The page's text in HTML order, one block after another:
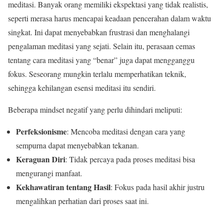
meditasi. Banyak orang memiliki ekspektasi yang tidak realistis,
seperti merasa harus mencapai keadaan pencerahan dalam waktu
singkat. Ini dapat menyebabkan frustrasi dan menghalangi
pengalaman meditasi yang sejati. Selain itu, perasaan cemas
tentang cara meditasi yang “benar” juga dapat mengganggu
fokus. Seseorang mungkin terlalu memperhatikan teknik,
sehingga kehilangan esensi meditasi itu sendiri.
Beberapa mindset negatif yang perlu dihindari meliputi:
Perfeksionisme: Mencoba meditasi dengan cara yang
sempurna dapat menyebabkan tekanan.
Keraguan Diri: Tidak percaya pada proses meditasi bisa
mengurangi manfaat.
Kekhawatiran tentang Hasil: Fokus pada hasil akhir justru
mengalihkan perhatian dari proses saat ini.